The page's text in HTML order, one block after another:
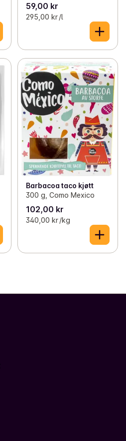
59,00 kr
295,00 kr /l
Barbacoa taco kjøtt
300 g, Como Mexico
102,00 kr
340,00 kr /kg